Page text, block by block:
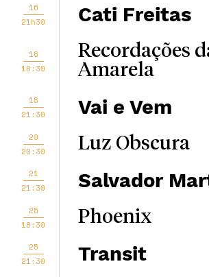
16
21h30
Cati Freitas
18
18:30
Recordações
Amarela
18
21:30
Vai e Vem
20
20:30
Luz Obscura
21
21:30
Salvador
25
18:30
Phoenix
25
21:30
Transit